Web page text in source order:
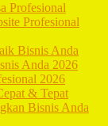
Profesional
Profesional
Bisnis Anda
Anda 2026
2026
& Tepat
Bisnis Anda